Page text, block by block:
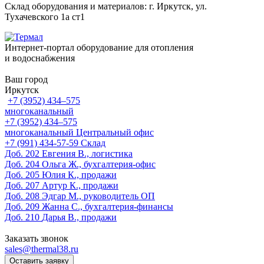
Склад оборудования и материалов: г. Иркутск, ул.
Тухачевского 1а ст1
Интернет-портал оборудование для отопления
и водоснабжения
Ваш город
Иркутск
+7 (3952) 434‒575
многоканальный
+7 (3952) 434‒575
многоканальный Центральный офис
‎+7 (991) 434-57-59 Склад
Доб. 202 Евгения В., логистика
Доб. 204 Ольга Ж., бухгалтерия-офис
Доб. 205 Юлия К., продажи
Доб. 207 Артур К., продажи
Доб. 208 Эдгар М., руководитель ОП
Доб. 209 Жанна С., бухгалтерия-финансы
Доб. 210 Дарья В., продажи
Заказать звонок
sales@thermal38.ru
Оставить заявку